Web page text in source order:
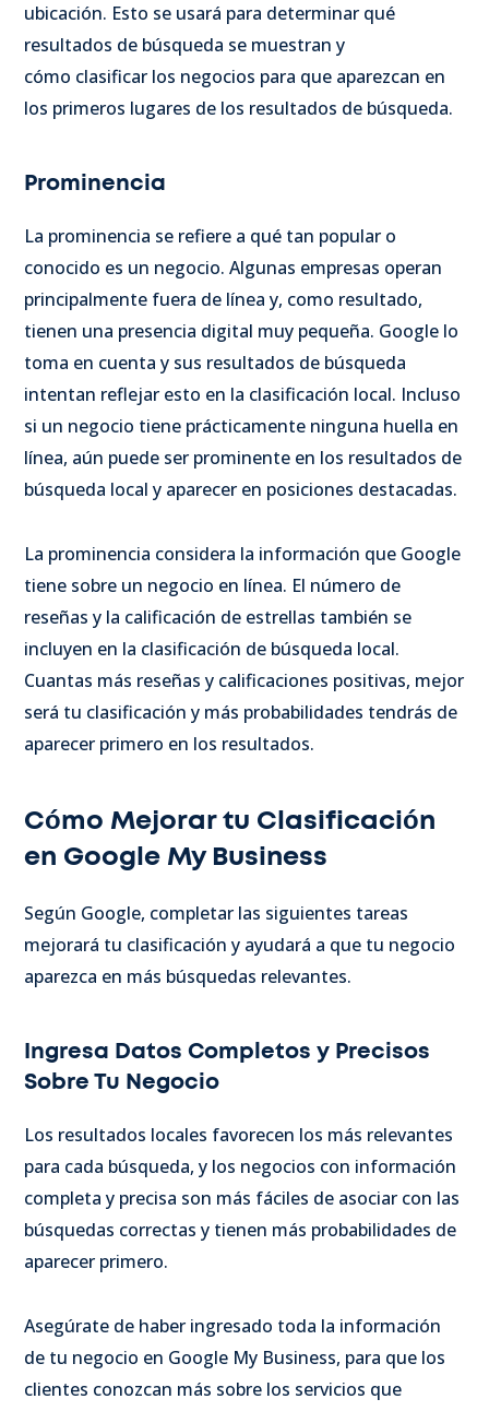
ubicación. Esto se usará para determinar qué
resultados de búsqueda se muestran y
cómo clasificar los negocios para que aparezcan en
los primeros lugares de los resultados de búsqueda.
Prominencia
La prominencia se refiere a qué tan popular o
conocido es un negocio. Algunas empresas operan
principalmente fuera de línea y, como resultado,
tienen una presencia digital muy pequeña. Google lo
toma en cuenta y sus resultados de búsqueda
intentan reflejar esto en la clasificación local. Incluso
si un negocio tiene prácticamente ninguna huella en
línea, aún puede ser prominente en los resultados de
búsqueda local y aparecer en posiciones destacadas.
La prominencia considera la información que Google
tiene sobre un negocio en línea. El número de
reseñas y la calificación de estrellas también se
incluyen en la clasificación de búsqueda local.
Cuantas más reseñas y calificaciones positivas, mejor
será tu clasificación y más probabilidades tendrás de
aparecer primero en los resultados.
Cómo Mejorar tu Clasificación
en Google My Business
Según Google, completar las siguientes tareas
mejorará tu clasificación y ayudará a que tu negocio
aparezca en más búsquedas relevantes.
Ingresa Datos Completos y Precisos
Sobre Tu Negocio
Los resultados locales favorecen los más relevantes
para cada búsqueda, y los negocios con información
completa y precisa son más fáciles de asociar con las
búsquedas correctas y tienen más probabilidades de
aparecer primero.
Asegúrate de haber ingresado toda la información
de tu negocio en Google My Business, para que los
clientes conozcan más sobre los servicios que